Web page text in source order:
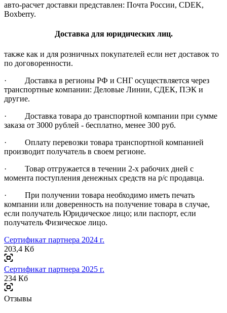
авто-расчет доставки представлен: Почта России, CDEK,
Boxberry.
Доставка для юридических лиц.
также как и для розничных покупателей если нет доставок то
по договоренности.
· Доставка в регионы РФ и СНГ осуществляется через
транспортные компании: Деловые Линии, СДЕК, ПЭК и
другие.
· Доставка товара до транспортной компании при сумме
заказа от 3000 рублей - бесплатно, менее 300 руб.
· Оплату перевозки товара транспортной компанией
производит получатель в своем регионе.
· Товар отгружается в течении 2-х рабочих дней с
момента поступления денежных средств на р/с продавца.
· При получении товара необходимо иметь печать
компании или доверенность на получение товара в случае,
если получатель Юридическое лицо; или паспорт, если
получатель Физическое лицо.
Сертификат партнера 2024 г.
203,4 Кб
Сертификат партнера 2025 г.
234 Кб
Отзывы